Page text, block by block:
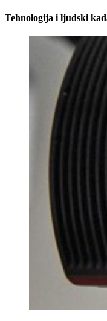
Tehnologija i ljudski